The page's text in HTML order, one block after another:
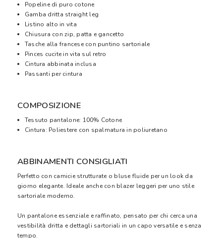
Popeline di puro cotone
Gamba dritta straight leg
Listino alto in vita
Chiusura con zip, patta e gancetto
Tasche alla francese con puntino sartoriale
Pinces cucite in vita sul retro
Cintura abbinata inclusa
Passanti per cintura
COMPOSIZIONE
Tessuto pantalone: 100% Cotone
Cintura: Poliestere con spalmatura in poliuretano
ABBINAMENTI CONSIGLIATI
Perfetto con camicie strutturate o bluse fluide per un look da
giorno elegante. Ideale anche con blazer leggeri per uno stile
sartoriale moderno.
Un pantalone essenziale e raffinato, pensato per chi cerca una
vestibilità dritta e dettagli sartoriali in un capo versatile e senza
tempo.